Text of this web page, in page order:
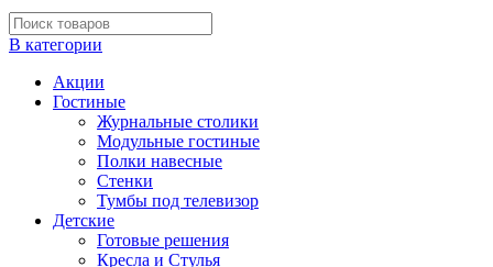
В категории
Акции
Гостиные
Журнальные столики
Модульные гостиные
Полки навесные
Стенки
Тумбы под телевизор
Детские
Готовые решения
Кресла и Стулья